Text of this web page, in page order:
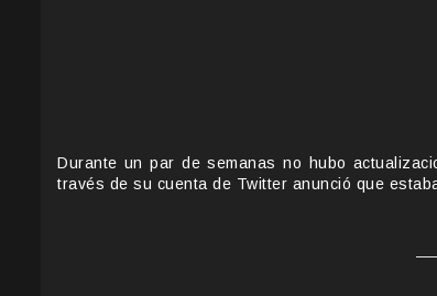
Durante un par de semanas no hubo
través de su cuenta de Twitter anunció que